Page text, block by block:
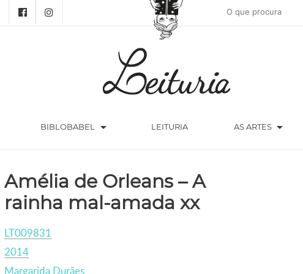
BIBLOBABEL arrow_drop_down LEITURIA AS ARTES arrow_drop_down
Amélia de Orleans – A
rainha mal-amada xx
LT009831
2014
Margarida Durães